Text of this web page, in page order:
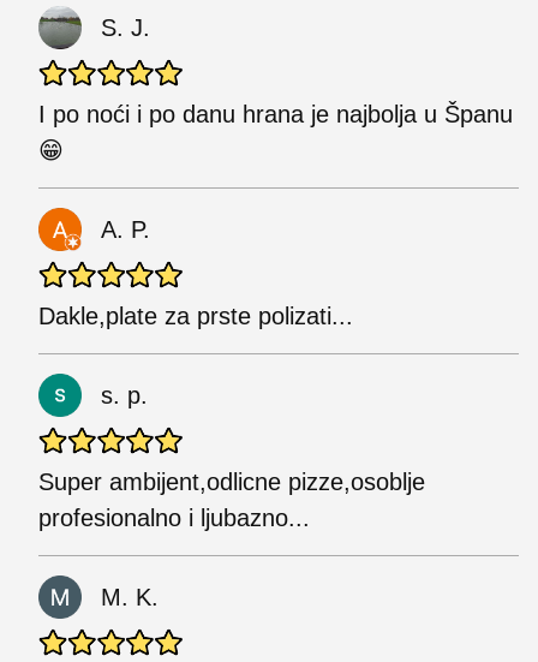
S. J.
I po noći i po danu hrana je najbolja u Španu
😁
A. P.
Dakle,plate za prste polizati...
s. p.
Super ambijent,odlicne pizze,osoblje
profesionalno i ljubazno...
M. K.